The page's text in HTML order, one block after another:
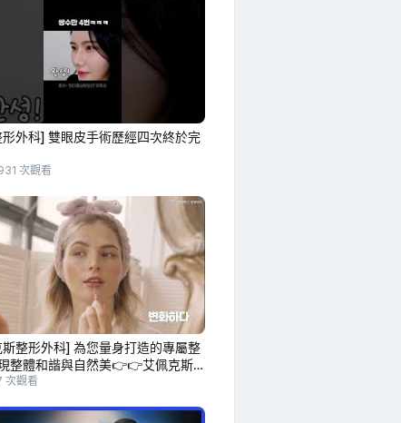
形外科] 雙眼皮手術歷經四次終於完
次觀看
斯整形外科] 為您量身打造的專屬整
整體和諧與自然美👉👉艾佩克斯
次觀看